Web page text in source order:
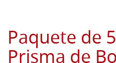
Paquete de